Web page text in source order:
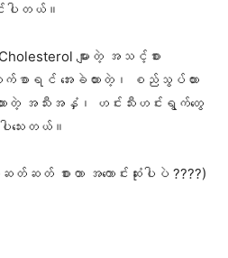
ါတယ်။
များတဲ့ အသင့်စား
က်စာရင် အေးခဲထားတဲ့၊ စည်သွပ်ထား
းတဲ့ အသီးအနှံ၊ ဟင်းသီးဟင်းရွက်တွေ
ါသေးတယ်။
ဆတ် စားတာ အကောင်းဆုံးပါပဲ ????)